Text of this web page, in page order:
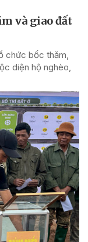
và giao đất
chức bốc thăm,
diện hộ nghèo,